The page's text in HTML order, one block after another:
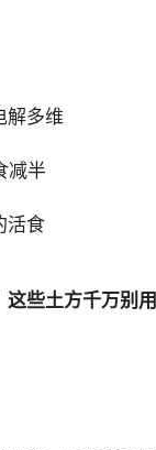
解多维
减半
活食
些土方千万别用